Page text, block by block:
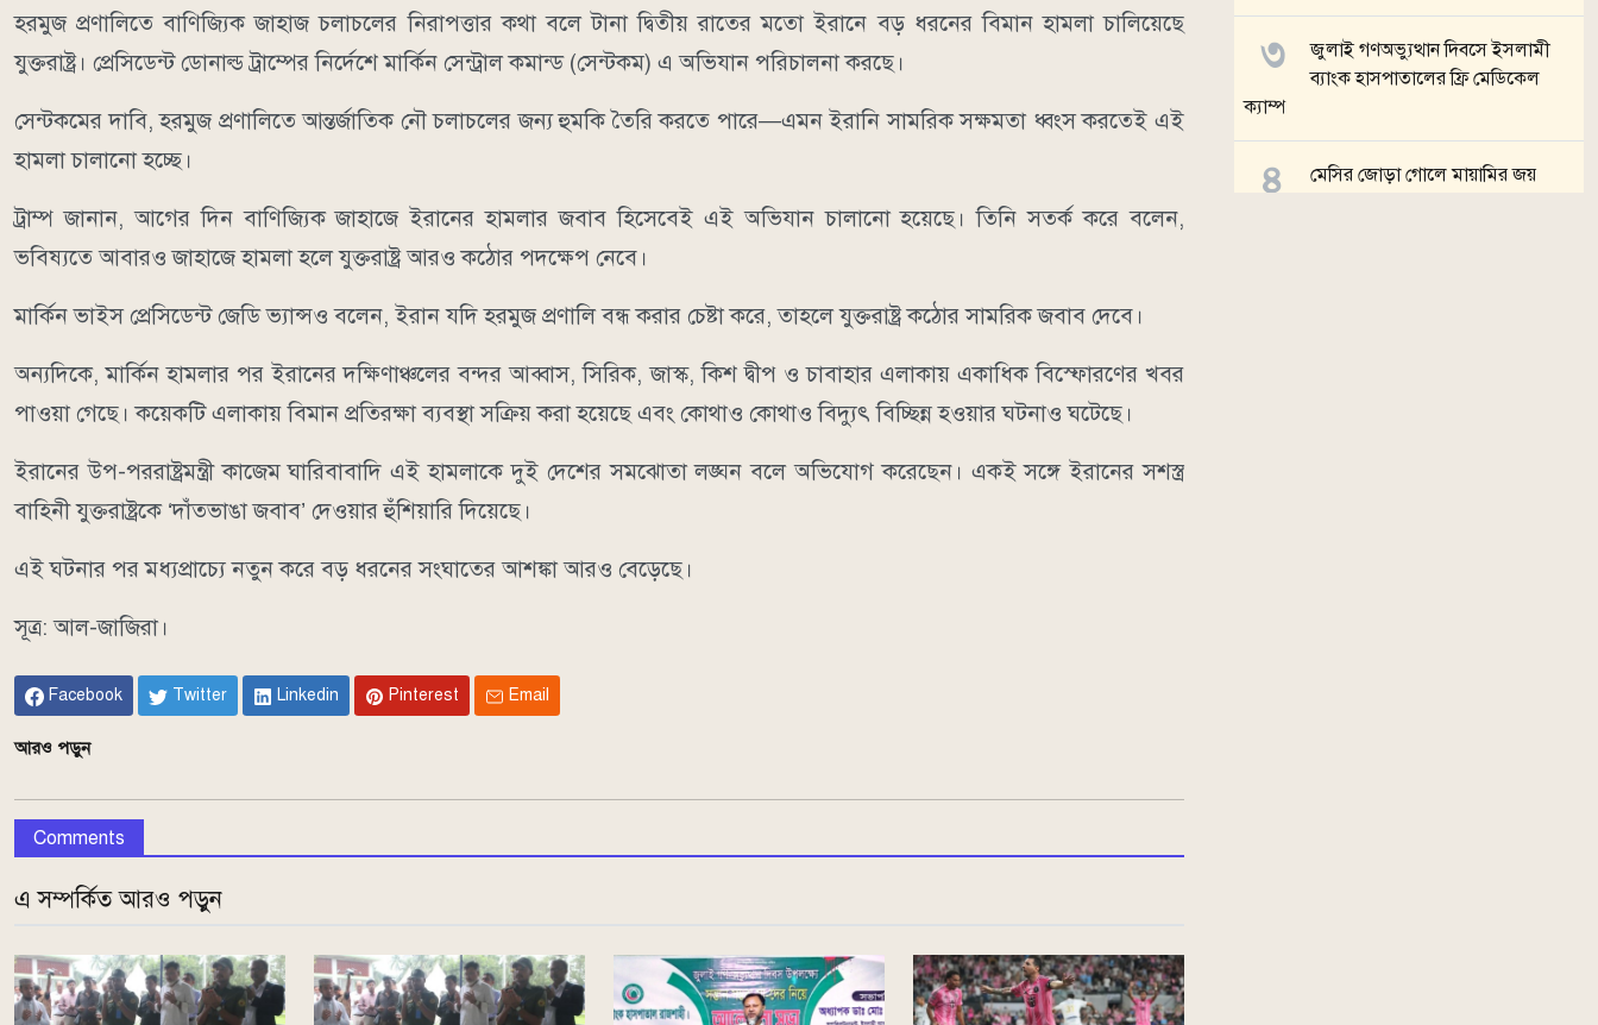
হরমুজ প্রণালিতে বাণিজ্যিক জাহাজ চলাচলের নিরাপত্তার কথা বলে টানা দ্বিতীয় রাতের মতো ইরানে বড় ধরনের বিমান হামলা চালিয়েছে
যুক্তরাষ্ট্র। প্রেসিডেন্ট ডোনাল্ড ট্রাম্পের নির্দেশে মার্কিন সেন্ট্রাল কমান্ড (সেন্টকম) এ অভিযান পরিচালনা করছে।
সেন্টকমের দাবি, হরমুজ প্রণালিতে আন্তর্জাতিক নৌ চলাচলের জন্য হুমকি তৈরি করতে পারে—এমন ইরানি সামরিক সক্ষমতা ধ্বংস করতেই এই
হামলা চালানো হচ্ছে।
ট্রাম্প জানান, আগের দিন বাণিজ্যিক জাহাজে ইরানের হামলার জবাব হিসেবেই এই অভিযান চালানো হয়েছে। তিনি সতর্ক করে বলেন,
ভবিষ্যতে আবারও জাহাজে হামলা হলে যুক্তরাষ্ট্র আরও কঠোর পদক্ষেপ নেবে।
মার্কিন ভাইস প্রেসিডেন্ট জেডি ভ্যান্সও বলেন, ইরান যদি হরমুজ প্রণালি বন্ধ করার চেষ্টা করে, তাহলে যুক্তরাষ্ট্র কঠোর সামরিক জবাব দেবে।
অন্যদিকে, মার্কিন হামলার পর ইরানের দক্ষিণাঞ্চলের বন্দর আব্বাস, সিরিক, জাস্ক, কিশ দ্বীপ ও চাবাহার এলাকায় একাধিক বিস্ফোরণের খবর
পাওয়া গেছে। কয়েকটি এলাকায় বিমান প্রতিরক্ষা ব্যবস্থা সক্রিয় করা হয়েছে এবং কোথাও কোথাও বিদ্যুৎ বিচ্ছিন্ন হওয়ার ঘটনাও ঘটেছে।
ইরানের উপ-পররাষ্ট্রমন্ত্রী কাজেম ঘারিবাবাদি এই হামলাকে দুই দেশের সমঝোতা লঙ্ঘন বলে অভিযোগ করেছেন। একই সঙ্গে ইরানের সশস্ত্র
বাহিনী যুক্তরাষ্ট্রকে ‘দাঁতভাঙা জবাব’ দেওয়ার হুঁশিয়ারি দিয়েছে।
এই ঘটনার পর মধ্যপ্রাচ্যে নতুন করে বড় ধরনের সংঘাতের আশঙ্কা আরও বেড়েছে।
সূত্র: আল-জাজিরা।
Facebook Twitter Linkedin Pinterest Email
আরও পড়ুন
Comments
এ সম্পর্কিত আরও পড়ুন
জুলাই গণঅভ্যুত্থান দিবসে ইসলামী
ব্যাংক হাসপাতালের ফ্রি মেডিকেল
ক্যাম্প
মেসির জোড়া গোলে মায়ামির জয়